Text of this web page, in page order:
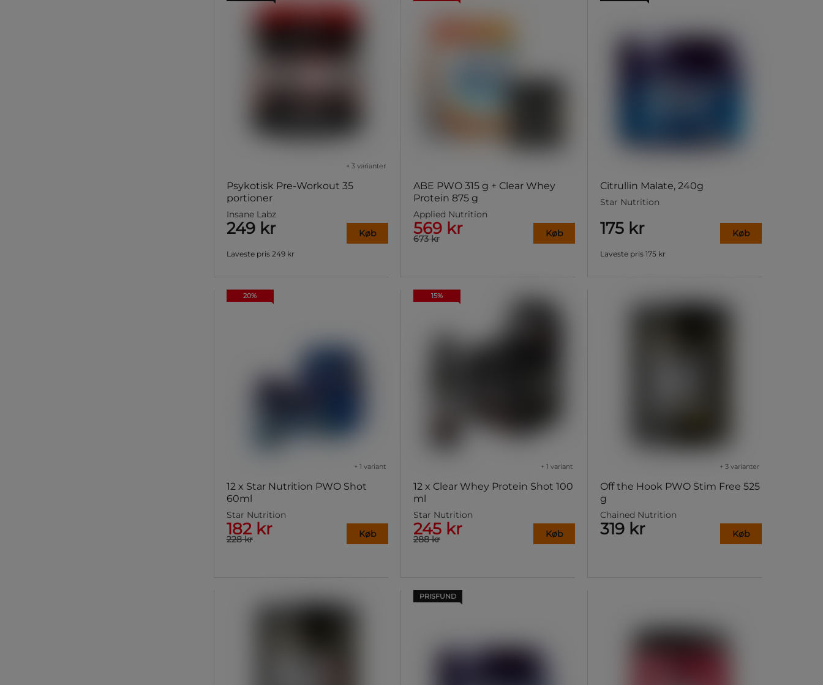
Psykotisk Pre-Workout 35
portioner
+ 3 varianter
Insane Labz
249 kr Køb
Laveste pris 249 kr
ABE PWO 315 g + Clear Whey
Protein 875 g
Applied Nutrition
569 kr
673 kr Køb
Citrullin Malate, 240g
Star Nutrition
175 kr Køb
Laveste pris 175 kr
20%
12 x Star Nutrition PWO Shot
60ml
+ 1 variant
Star Nutrition
182 kr
228 kr Køb
15%
12 x Clear Whey Protein Shot 100
ml
+ 1 variant
Star Nutrition
245 kr
288 kr Køb
Off the Hook PWO Stim Free 525
g
+ 3 varianter
Chained Nutrition
319 kr Køb
PRISFUND